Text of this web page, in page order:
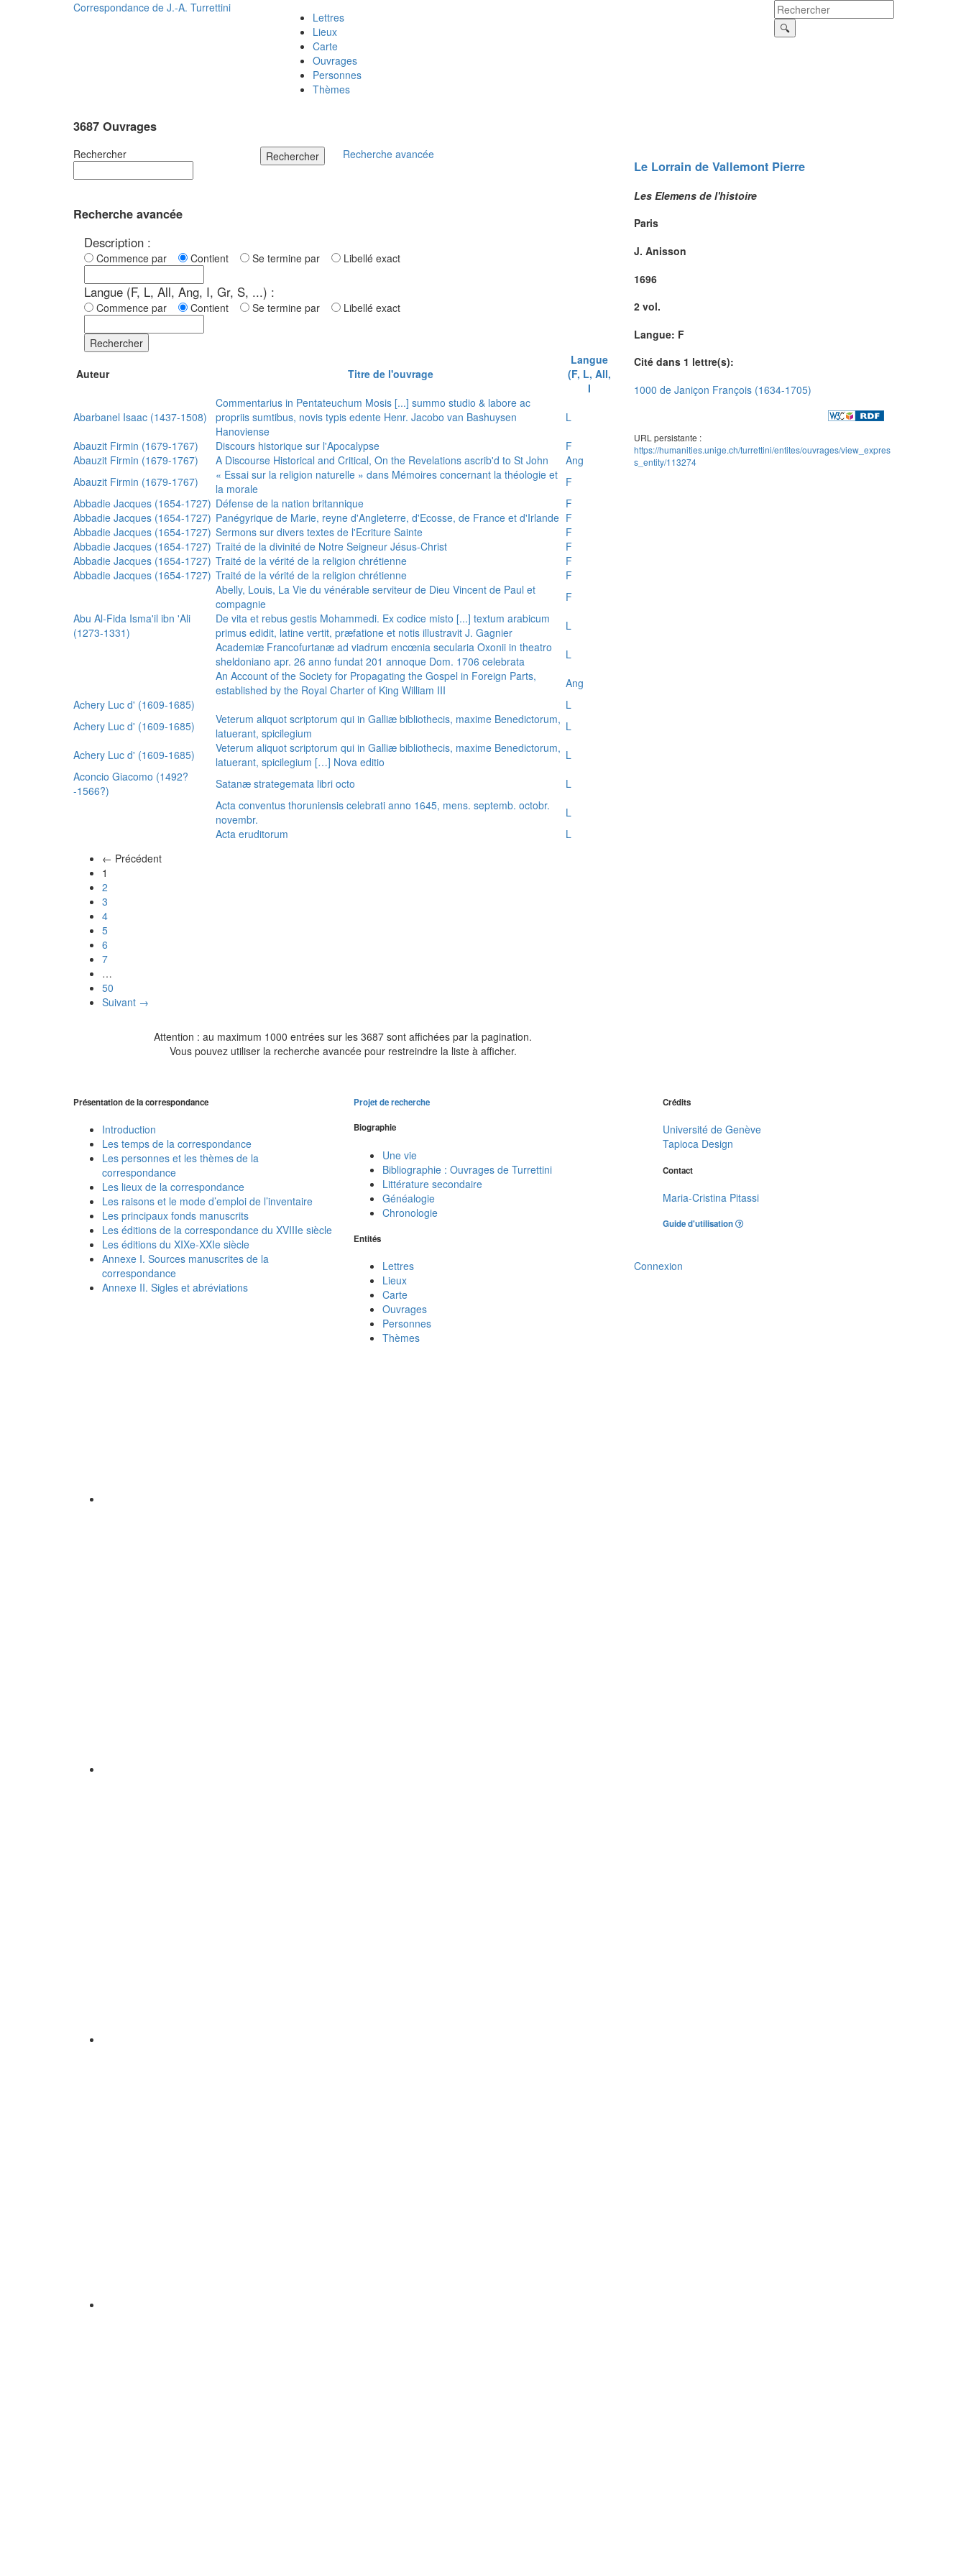
Correspondance de J.-A. Turrettini
Lettres
Lieux
Carte
Ouvrages
Personnes
Thèmes
3687 Ouvrages
Rechercher Rechercher Recherche avancée
Recherche avancée
Description :
Commence par Contient Se termine par Libellé exact
Langue (F, L, All, Ang, I, Gr, S, ...) :
Commence par Contient Se termine par Libellé exact
Rechercher
Auteur Titre de l'ouvrage
Langue
(F, L, All,
I
Abarbanel Isaac (1437-1508)
Commentarius in Pentateuchum Mosis [...] summo studio & labore ac
propriis sumtibus, novis typis edente Henr. Jacobo van Bashuysen
Hanoviense
L
Abauzit Firmin (1679-1767)
Discours historique sur l'Apocalypse
F
Abauzit Firmin (1679-1767)
A Discourse Historical and Critical, On the Revelations ascrib'd to St John
Ang
Abauzit Firmin (1679-1767)
« Essai sur la religion naturelle » dans Mémoires concernant la théologie et
la morale
F
Abbadie Jacques (1654-1727) Défense de la nation britannique
F
Abbadie Jacques (1654-1727) Panégyrique de Marie, reyne d'Angleterre, d'Ecosse, de France et d'Irlande F
Abbadie Jacques (1654-1727) Sermons sur divers textes de l'Ecriture Sainte
F
Abbadie Jacques (1654-1727) Traité de la divinité de Notre Seigneur Jésus-Christ
F
Abbadie Jacques (1654-1727) Traité de la vérité de la religion chrétienne
F
Abbadie Jacques (1654-1727) Traité de la vérité de la religion chrétienne
F
Abelly, Louis, La Vie du vénérable serviteur de Dieu Vincent de Paul et
compagnie
F
Abu Al-Fida Isma'il ibn 'Ali
(1273-1331)
De vita et rebus gestis Mohammedi. Ex codice misto [...] textum arabicum
primus edidit, latine vertit, præfatione et notis illustravit J. Gagnier
L
Academiæ Francofurtanæ ad viadrum encœnia secularia Oxonii in theatro
sheldoniano apr. 26 anno fundat 201 annoque Dom. 1706 celebrata
L
An Account of the Society for Propagating the Gospel in Foreign Parts,
established by the Royal Charter of King William III
Ang
Achery Luc d' (1609-1685)
L
Achery Luc d' (1609-1685)
Veterum aliquot scriptorum qui in Galliæ bibliothecis, maxime Benedictorum,
latuerant, spicilegium
L
Achery Luc d' (1609-1685)
Veterum aliquot scriptorum qui in Galliæ bibliothecis, maxime Benedictorum,
latuerant, spicilegium […] Nova editio
L
Aconcio Giacomo (1492?
-1566?)
Satanæ strategemata libri octo
L
Acta conventus thoruniensis celebrati anno 1645, mens. septemb. octobr.
novembr.
L
Acta eruditorum
L
← Précédent
1
2
3
4
5
6
7
…
50
Suivant →
Attention : au maximum 1000 entrées sur les 3687 sont affichées par la pagination.
Vous pouvez utiliser la recherche avancée pour restreindre la liste à afficher.
Le Lorrain de Vallemont Pierre
Les Elemens de l'histoire
Paris
J. Anisson
1696
2 vol.
Langue: F
Cité dans 1 lettre(s):
1000 de Janiçon François (1634-1705)
URL persistante :
https://humanities.unige.ch/turrettini/entites/ouvrages/view_expres
s_entity/113274
Présentation de la correspondance
Introduction
Les temps de la correspondance
Les personnes et les thèmes de la
correspondance
Les lieux de la correspondance
Les raisons et le mode d’emploi de l’inventaire
Les principaux fonds manuscrits
Les éditions de la correspondance du XVIIIe siècle
Les éditions du XIXe-XXIe siècle
Annexe I. Sources manuscrites de la
correspondance
Annexe II. Sigles et abréviations
Projet de recherche
Biographie
Une vie
Bibliographie : Ouvrages de Turrettini
Littérature secondaire
Généalogie
Chronologie
Entités
Lettres
Lieux
Carte
Ouvrages
Personnes
Thèmes
Crédits
Université de Genève
Tapioca Design
Contact
Maria-Cristina Pitassi
Guide d'utilisation
Connexion